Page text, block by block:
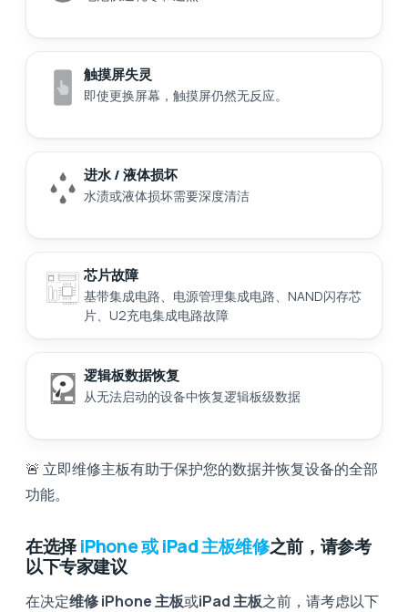
触摸屏失灵
即使更换屏幕，触摸屏仍然无反应。
进水 / 液体损坏
水渍或液体损坏需要深度清洁
芯片故障
基带集成电路、电源管理集成电路、NAND闪存芯
片、U2充电集成电路故障
逻辑板数据恢复
从无法启动的设备中恢复逻辑板级数据
🚨 立即维修主板有助于保护您的数据并恢复设备的全部
功能。
在选择iPhone 或 iPad 主板维修之前，请参考
以下专家建议
在决定维修 iPhone 主板或iPad 主板之前，请考虑以下